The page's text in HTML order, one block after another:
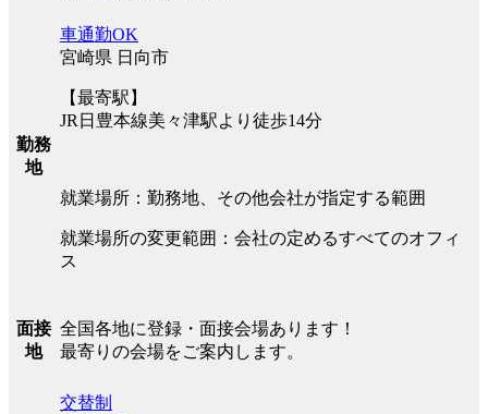
勤務
地
車通勤OK
宮崎県 日向市
【最寄駅】
JR日豊本線美々津駅より徒歩14分
就業場所：勤務地、その他会社が指定する範囲
就業場所の変更範囲：会社の定めるすべてのオフィ
ス
面接
地
全国各地に登録・面接会場あります！
最寄りの会場をご案内します。
交替制